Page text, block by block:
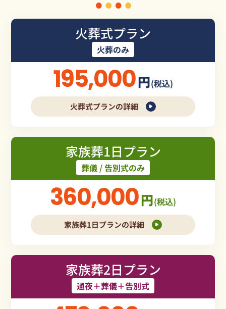
火葬式プラン
火葬のみ
195,000円(税込)
火葬式プランの詳細
家族葬1日プラン
葬儀 / 告別式のみ
360,000円(税込)
家族葬1日プランの詳細
家族葬2日プラン
通夜＋葬儀＋告別式